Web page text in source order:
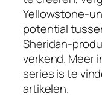
Yellowstone-
potential
Sheridan-
verkend. Meer
series is te
artikelen.